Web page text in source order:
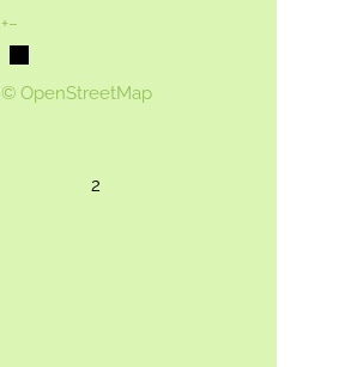
2
+−
© OpenStreetMap